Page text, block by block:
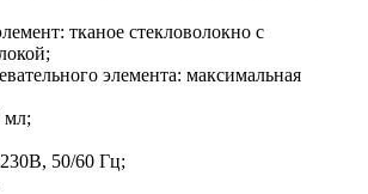
тканое стекловолокно с
элемента: максимальная
мл;
50/60 Гц;